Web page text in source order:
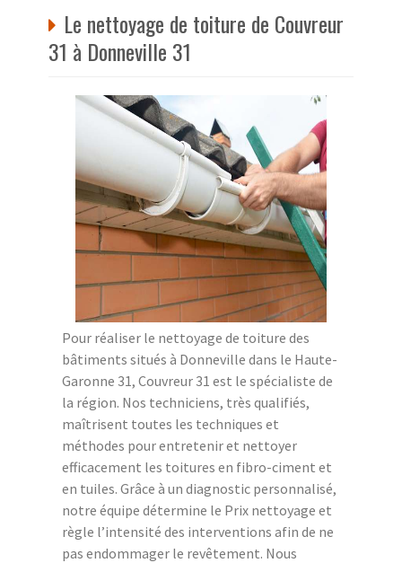
Le nettoyage de toiture de Couvreur
31 à Donneville 31
Pour réaliser le nettoyage de toiture des
bâtiments situés à Donneville dans le Haute-
Garonne 31, Couvreur 31 est le spécialiste de
la région. Nos techniciens, très qualifiés,
maîtrisent toutes les techniques et
méthodes pour entretenir et nettoyer
efficacement les toitures en fibro-ciment et
en tuiles. Grâce à un diagnostic personnalisé,
notre équipe détermine le Prix nettoyage et
règle l’intensité des interventions afin de ne
pas endommager le revêtement. Nous